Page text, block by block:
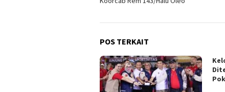
POS TERKAIT